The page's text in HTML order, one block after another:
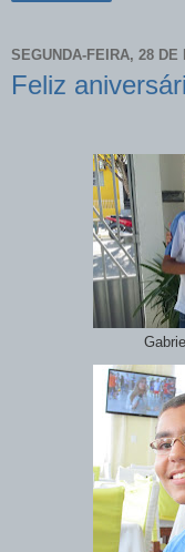
SEGUNDA-FEIRA, 28 DE
Feliz